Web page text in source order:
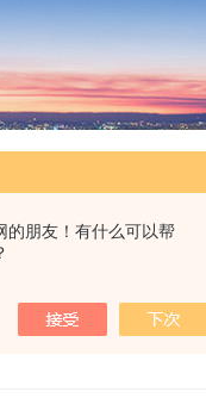
的朋友！有什么可以帮
土搅拌站试验仪器，试模